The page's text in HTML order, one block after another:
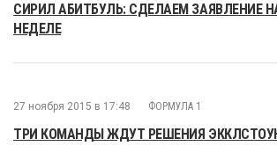
СИРИЛ АБИТБУЛЬ: СДЕЛАЕМ ЗАЯВЛЕНИЕ
НЕДЕЛЕ
27 ноября 2015 в 17:48 ФОРМУЛА 1
ТРИ КОМАНДЫ ЖДУТ РЕШЕНИЯ